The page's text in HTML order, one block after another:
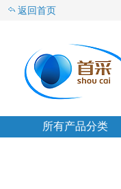
返回首页
所有产品分类